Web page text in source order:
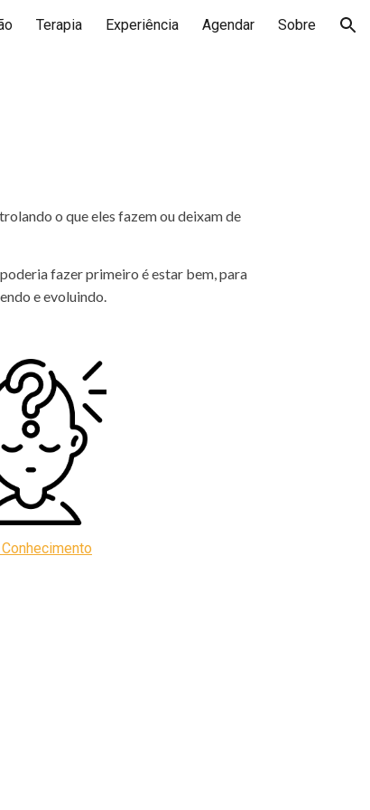
Terapia Experiência Agendar Sobre
o que eles fazem ou deixam de
fazer primeiro é estar bem, para
e evoluindo.